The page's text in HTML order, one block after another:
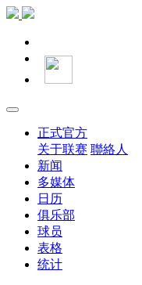
正式官方
关于联赛 聯絡人
新闻
多媒体
日历
俱乐部
球员
表格
统计